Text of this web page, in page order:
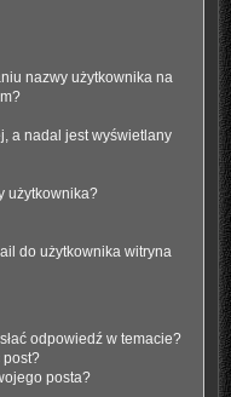
nazwy użytkownika na
a nadal jest wyświetlany
użytkownika?
do użytkownika witryna
odpowiedź w temacie?
post?
posta?